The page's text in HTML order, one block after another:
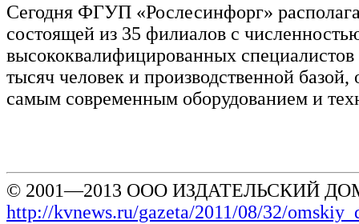
Сегодня ФГУП «Рослесинфорг»
состоящей из 35 филиалов с
высококвалифицированных специалистов
тысяч человек и производственной
самым современным оборудованием и
© 2001—2013 ООО ИЗДАТЕЛЬСКИЙ
http://kvnews.ru/gazeta/2011/08/32/